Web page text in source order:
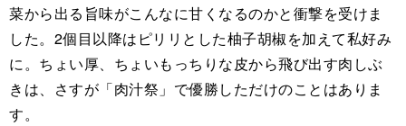
菜から出る旨味がこんなに甘くなるのかと衝撃を受けま
した。2個目以降はピリリとした柚子胡椒を加えて私好み
に。ちょい厚、ちょいもっちりな皮から飛び出す肉しぶ
きは、さすが「肉汁祭」で優勝しただけのことはありま
す。